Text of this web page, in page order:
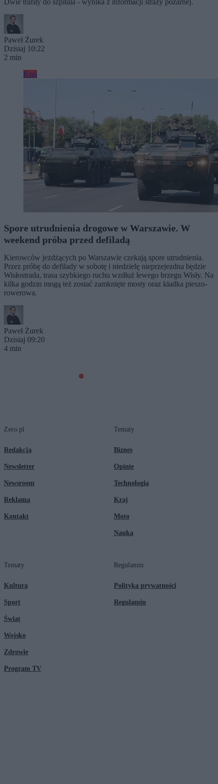
Dwie trafiły do szpitala - wynika z informacji straży pożarnej.
Paweł Żurek
Dzisiaj 10:22
2 min
Kraj
Spore utrudnienia drogowe w Warszawie. W
weekend próba przed defiladą
Kierowców jeżdżących po Warszawie czekają spore utrudnienia.
Przez próbę do defilady w sobotę i niedzielę nieprzejezdna będzie
Wisłostrada, trasa szybkiego ruchu wzdłuż lewego brzegu Wisły. Na
kilka godzin mogą też zostać zamknięte mosty oraz kładka pieszo-
rowerowa.
Paweł Żurek
Dzisiaj 09:20
4 min
Zero.pl
Redakcja
Newsletter
Newsroom
Reklama
Kontakt
Tematy
Biznes
Opinie
Technologia
Kraj
Moto
Nauka
Tematy
Kultura
Sport
Świat
Wojsko
Zdrowie
Program TV
Regulamin
Polityka prywatności
Regulamin